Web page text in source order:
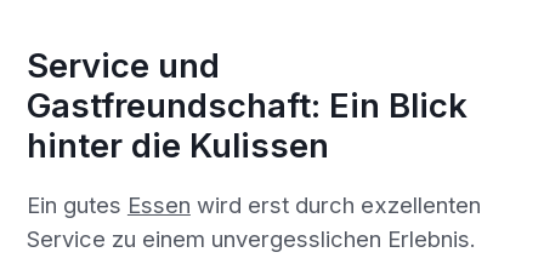
Service und
Gastfreundschaft: Ein Blick
hinter die Kulissen
Ein gutes Essen wird erst durch exzellenten
Service zu einem unvergesslichen Erlebnis.